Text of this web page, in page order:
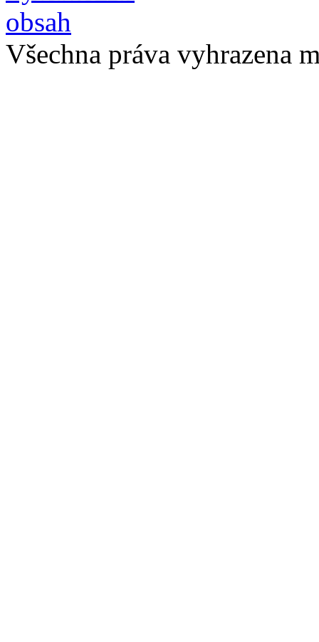
Všechna práva vyhrazena